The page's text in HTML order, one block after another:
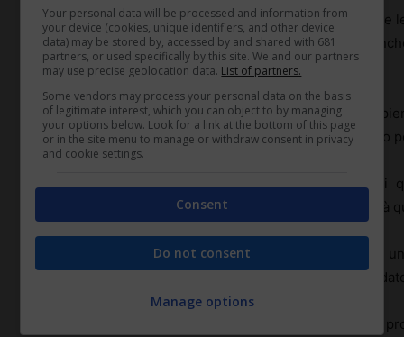
Garantire che i lavoratori domestici abbiano il tempo e
personale sana non è solo un obbligo morale, ma
molte leggi sul lavoro moderne.
L’equilibrio vita-lavoro consente ai lavoratori di
sacrificare la loro salute, relazioni personali o sviluppo
Per i datori di lavoro, riconoscere l’importanza di
ripensare orari e carichi di lavoro, cercando flessibilità
Gli studi dimostrano che i dipendenti che godono di
produttivi, meno soggetti a stress e più fedeli ai loro
È quindi fondamentale adottare politiche che
Your personal data will be processed and information from
your device (cookies, unique identifiers, and other device
data) may be stored by, accessed by and shared with 681
partners, or used specifically by this site. We and our partners
may use precise geolocation data. List of partners.
Some vendors may process your personal data on the basis
of legitimate interest, which you can object to by managing
your options below. Look for a link at the bottom of this page
or in the site menu to manage or withdraw consent in privacy
and cookie settings.
Consent
Do not consent
Manage options